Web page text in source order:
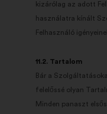
kizárólag az adott
használatra kínált
Felhasználó
11.2. Tartalom
Bár a
felelőssé olyan
Minden panaszt